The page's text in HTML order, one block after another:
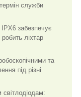
служби
забезпечує
ліхтар
та
під різні
світлодіодам: